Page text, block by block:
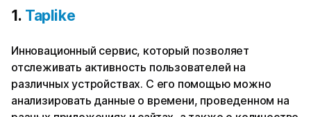
1. Taplike
Инновационный сервис, который позволяет
отслеживать активность пользователей на
различных устройствах. С его помощью можно
анализировать данные о времени, проведенном на